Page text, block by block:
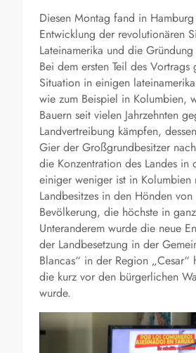
Diesen Montag fand in
Entwicklung der revolutionären
Lateinamerika und die
Bei dem ersten Teil des
Situation in einigen
wie zum Beispiel in Kolumbien,
Bauern seit vielen Jahrzehnten
Landvertreibung kämpfen,
Gier der Großgrundbesitzer
die Konzentration des Landes in
einiger weniger ist in Kolumbien
Landbesitzes in den Hönden
Bevölkerung, die höchste in
Unteranderem wurde die neue
der Landbesetzung in der
Blancas“ in der Region „Cesar“
die kurz vor den bürgerlichen
wurde.